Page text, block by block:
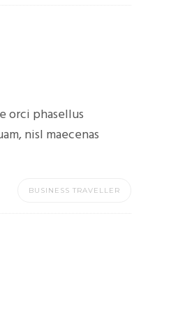
orci phasellus
nisl maecenas
BUSINESS TRAVELLER